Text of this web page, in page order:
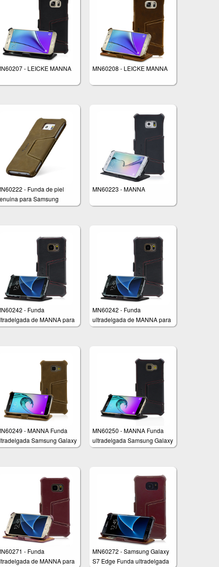
- LEICKE MANNA MN60208 - LEICKE MANNA
- Funda de piel
para Samsung
S6 Edge Plus
MN60223 - MANNA
- Funda
de MANNA para
Galaxy S7
MN60242 - Funda
ultradelgada de MANNA para
Samsung Galaxy S7
- MANNA Funda
Samsung Galaxy
(2016) SM-A310
MN60250 - MANNA Funda
ultradelgada Samsung Galaxy
A3 de 4,7 Pulgadas (2016)
- Funda
de MANNA para
MN60272 - Samsung Galaxy
S7 Edge Funda ultradelgada